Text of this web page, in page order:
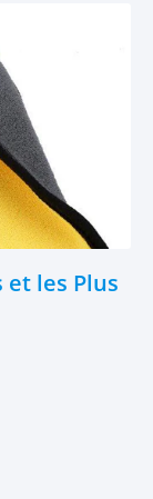
et les Plus